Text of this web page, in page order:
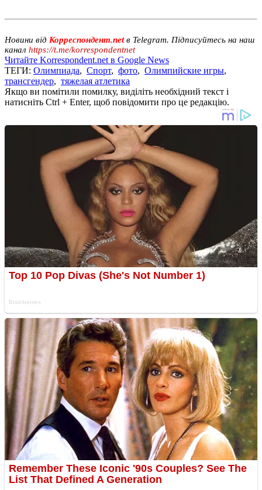
Новини від Корреспондент.netв Telegram. Підписуйтесь на наш
канал https://t.me/korrespondentnet
Читайте Korrespondent.net в Google News
ТЕГИ: Олимпиада, Спорт, фото, Олимпийские игры,
трансгендер, тяжелая атлетика
Якщо ви помітили помилку, виділіть необхідний текст і
натисніть Ctrl + Enter, щоб повідомити про це редакцію.